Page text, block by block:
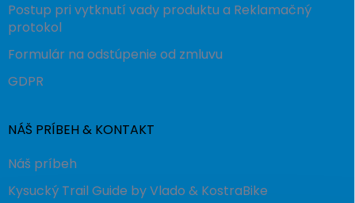
Postup pri vytknutí vady produktu a Reklamačný
protokol
Formulár na odstúpenie od zmluvu
GDPR
NÁŠ PRÍBEH & KONTAKT
Náš príbeh
Kysucký Trail Guide by Vlado & KostraBike